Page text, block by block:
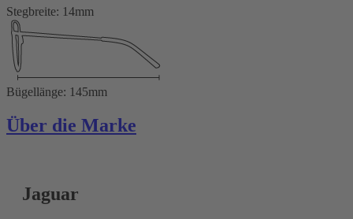
Stegbreite: 14mm
Bügellänge: 145mm
Über die Marke
Jaguar